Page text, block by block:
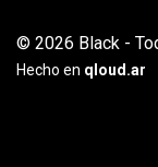
© 2026 Black -
Hecho en qloud.ar